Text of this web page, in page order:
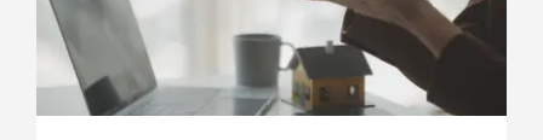
L'ancienne caserne Mellinet devient un
quartier habité de treize hectares et
demi. Livraisons de logements, friche